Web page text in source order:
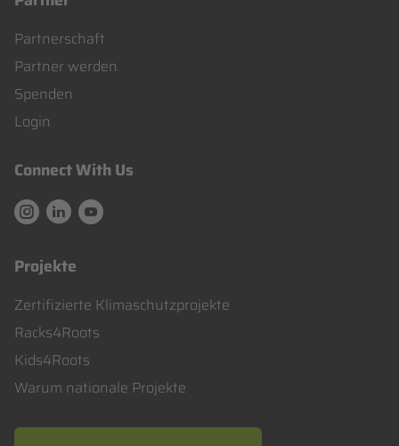
Navigation
überspringen
Partnerschaft
Partner werden
Spenden
Login
Connect With Us
The Response : Instargram
The Response : Linkedin
The Response : Youtube
Projekte
Navigation
überspringen
Zertifizierte Klimaschutzprojekte
Racks4Roots
Kids4Roots
Warum nationale Projekte